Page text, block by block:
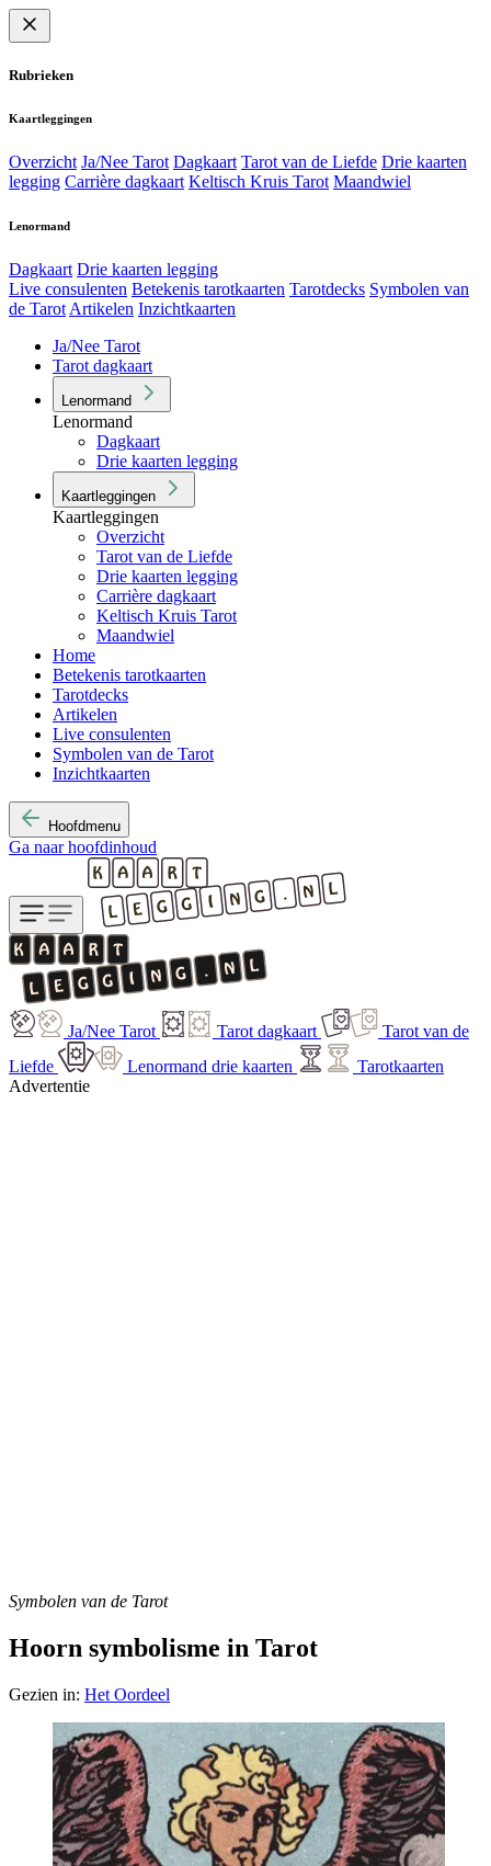
Rubrieken
Kaartleggingen
Overzicht Ja/Nee Tarot Dagkaart Tarot van de Liefde Drie kaarten
legging Carrière dagkaart Keltisch Kruis Tarot Maandwiel
Lenormand
Dagkaart Drie kaarten legging
Live consulenten Betekenis tarotkaarten Tarotdecks Symbolen van
de Tarot Artikelen Inzichtkaarten
Ja/Nee Tarot
Tarot dagkaart
Lenormand
Lenormand
Dagkaart
Drie kaarten legging
Kaartleggingen
Kaartleggingen
Overzicht
Tarot van de Liefde
Drie kaarten legging
Carrière dagkaart
Keltisch Kruis Tarot
Maandwiel
Home
Betekenis tarotkaarten
Tarotdecks
Artikelen
Live consulenten
Symbolen van de Tarot
Inzichtkaarten
Hoofdmenu
Ga naar hoofdinhoud
Ja/Nee Tarot Tarot dagkaart
Tarot van de
Liefde
Lenormand drie kaarten
Tarotkaarten
Advertentie
Symbolen van de Tarot
Hoorn symbolisme in Tarot
Gezien in: Het Oordeel